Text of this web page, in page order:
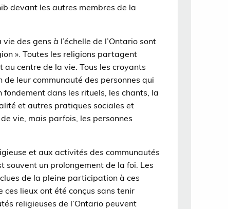
devant les autres membres de la
des gens à l’échelle de l’Ontario sont
». Toutes les religions partagent
au centre de la vie. Tous les croyants
leur communauté des personnes qui
dans les rituels, les chants, la
et autres pratiques sociales et
vie, mais parfois, les personnes
et aux activités des communautés
souvent un prolongement de la foi. Les
de la pleine participation à ces
lieux ont été conçus sans tenir
religieuses de l’Ontario peuvent